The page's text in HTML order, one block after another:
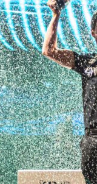
05
Un
Source
8 mai
0